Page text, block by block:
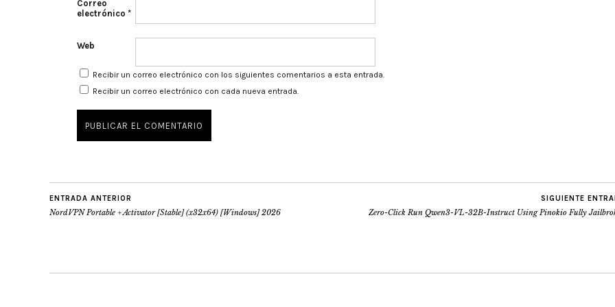
Correo
electrónico *
Web
Recibir un correo electrónico con los siguientes comentarios a esta entrada.
Recibir un correo electrónico con cada nueva entrada.
ENTRADA ANTERIOR
NordVPN Portable + Activator [Stable] (x32x64) [Windows] 2026
SIGUIENTE
Zero-Click Run Qwen3-VL-32B-Instruct Using Pinokio Fully